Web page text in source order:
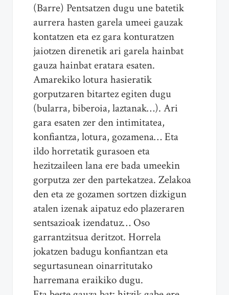
(Barre) Pentsatzen dugu une batetik
aurrera hasten garela umeei gauzak
kontatzen eta ez gara konturatzen
jaiotzen direnetik ari garela hainbat
gauza hainbat eratara esaten.
Amarekiko lotura hasieratik
gorputzaren bitartez egiten dugu
(bularra, biberoia, laztanak…). Ari
gara esaten zer den intimitatea,
konfiantza, lotura, gozamena… Eta
ildo horretatik gurasoen eta
hezitzaileen lana ere bada umeekin
gorputza zer den partekatzea. Zelakoa
den eta ze gozamen sortzen dizkigun
atalen izenak aipatuz edo plazeraren
sentsazioak izendatuz… Oso
garrantzitsua deritzot. Horrela
jokatzen badugu konfiantzan eta
segurtasunean oinarritutako
harremana eraikiko dugu.